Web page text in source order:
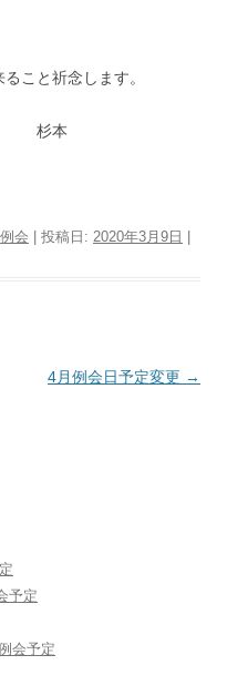
こと祈念します。
。 杉本
例会 | 投稿日: 2020年3月9日
4月例会日予定変更 →
予定
会予定